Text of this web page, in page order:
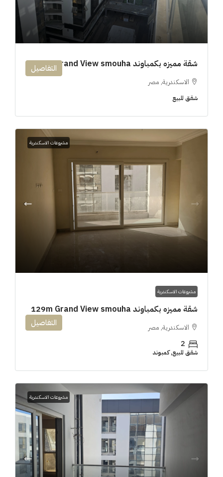
شقة مميزه بكمباوند 194m Grand View smouha
الاسكندرية, مصر
شقق للبيع
التفاصيل
مشروعات الاسكندرية
مشروعات الاسكندرية
شقة مميزه بكمباوند 129m Grand View smouha
الاسكندرية, مصر
2
شقق للبيع, كمبوند
التفاصيل
مشروعات الاسكندرية